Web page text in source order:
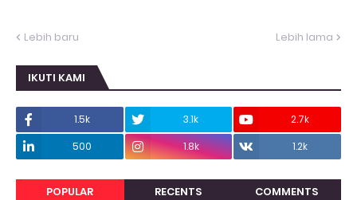
Lebih baru Lebih lama
IKUTI KAMI
1.5k 3.1k
2.7k
500
1.8k 1.2k
POPULAR RECENTS COMMENTS